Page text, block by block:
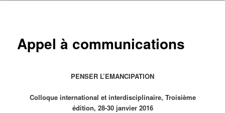
Appel à communications
PENSER L’EMANCIPATION
Colloque international et interdisciplinaire, Troisième
édition, 28-30 janvier 2016